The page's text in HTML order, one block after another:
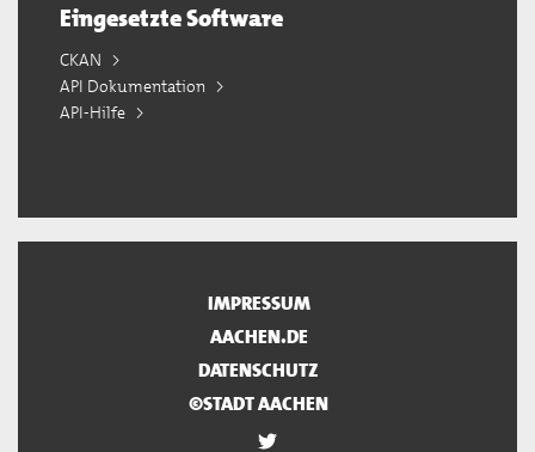
Eingesetzte Software
CKAN
API Dokumentation
API-Hilfe
IMPRESSUM
AACHEN.DE
DATENSCHUTZ
©STADT AACHEN